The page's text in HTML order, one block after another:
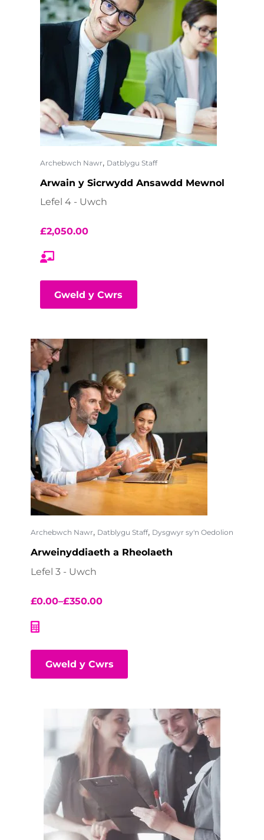
Archebwch Nawr, Datblygu Staff
Arwain y Sicrwydd Ansawdd Mewnol
Lefel 4 - Uwch
£2,050.00
Gweld y Cwrs
Archebwch Nawr, Datblygu Staff, Dysgwyr sy'n Oedolion
Arweinyddiaeth a Rheolaeth
Lefel 3 - Uwch
£0.00–£350.00
Gweld y Cwrs